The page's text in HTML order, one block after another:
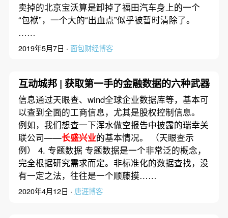
卖掉的北京宝沃算是卸掉了福田汽车身上的一个
“包袱”，一个大的“出血点”似乎被暂时清除了。
……
2019年5月7日 · 面包财经博客
互动城邦 | 获取第一手的金融数据的六种武器
信息通过天眼查、wind全球企业数据库等，基本可
以查到全面的工商信息，尤其是股权控制信息。
例如，我们想查一下浑水做空报告中披露的瑞幸关
联公司——长盛兴业的基本情况。 （天眼查示
例） 4. 专题数据 专题数据是一个非常泛的概念，
完全根据研究需求而定。非标准化的数据查找，没
有一定之法，往往是一个顺藤摸……
2020年4月12日 · 唐涯博客